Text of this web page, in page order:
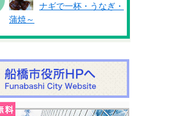
ナギで一杯・うなぎ・
蒲焼～